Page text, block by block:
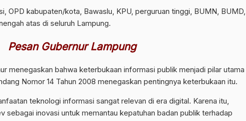
OPD kabupaten/kota, Bawaslu, KPU, perguruan tinggi, BUMN, BUMD,
atas di seluruh Lampung.
Pesan Gubernur Lampung
menegaskan bahwa keterbukaan informasi publik menjadi pilar utama
Nomor 14 Tahun 2008 menegaskan pentingnya keterbukaan itu.
teknologi informasi sangat relevan di era digital. Karena itu,
sebagai inovasi untuk memantau kepatuhan badan publik terhadap